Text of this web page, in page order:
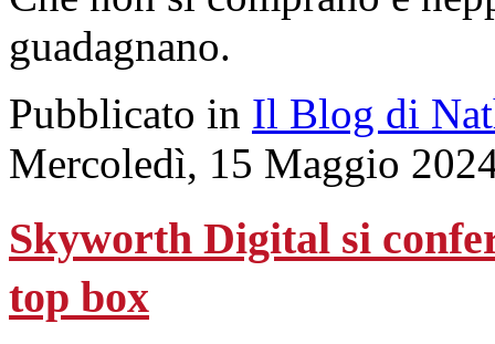
guadagnano.
Pubblicato in Il Blog di
Mercoledì, 15 Maggio
Skyworth Digital si
top box